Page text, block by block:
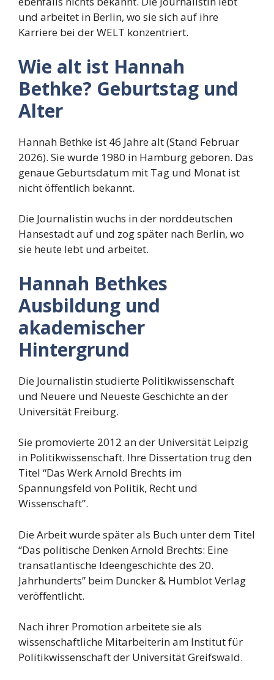
und arbeitet in Berlin, wo sie sich auf ihre
Karriere bei der WELT konzentriert.
Wie alt ist Hannah
Bethke? Geburtstag und
Alter
Hannah Bethke ist 46 Jahre alt (Stand Februar
2026). Sie wurde 1980 in Hamburg geboren. Das
genaue Geburtsdatum mit Tag und Monat ist
nicht öffentlich bekannt.
Die Journalistin wuchs in der norddeutschen
Hansestadt auf und zog später nach Berlin, wo
sie heute lebt und arbeitet.
Hannah Bethkes
Ausbildung und
akademischer
Hintergrund
Die Journalistin studierte Politikwissenschaft
und Neuere und Neueste Geschichte an der
Universität Freiburg.
Sie promovierte 2012 an der Universität Leipzig
in Politikwissenschaft. Ihre Dissertation trug den
Titel “Das Werk Arnold Brechts im
Spannungsfeld von Politik, Recht und
Wissenschaft”.
Die Arbeit wurde später als Buch unter dem Titel
“Das politische Denken Arnold Brechts: Eine
transatlantische Ideengeschichte des 20.
Jahrhunderts” beim Duncker & Humblot Verlag
veröffentlicht.
Nach ihrer Promotion arbeitete sie als
wissenschaftliche Mitarbeiterin am Institut für
Politikwissenschaft der Universität Greifswald.